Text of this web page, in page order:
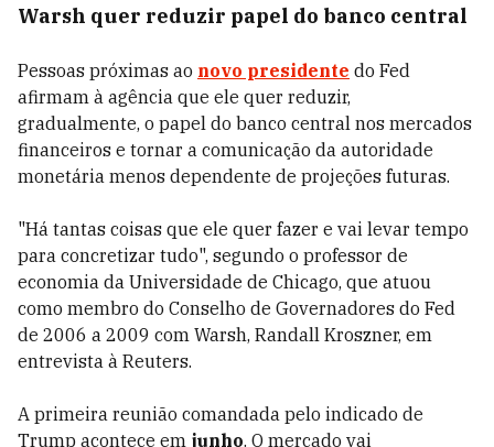
Warsh quer reduzir papel do banco central
Pessoas próximas ao novo presidente do Fed
afirmam à agência que ele quer reduzir,
gradualmente, o papel do banco central nos mercados
financeiros e tornar a comunicação da autoridade
monetária menos dependente de projeções futuras.
"Há tantas coisas que ele quer fazer e vai levar tempo
para concretizar tudo", segundo o professor de
economia da Universidade de Chicago, que atuou
como membro do Conselho de Governadores do Fed
de 2006 a 2009 com Warsh, Randall Kroszner, em
entrevista à Reuters.
A primeira reunião comandada pelo indicado de
Trump acontece em junho. O mercado vai